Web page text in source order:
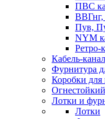
ПВС
Пув,
NYM
Ретро-
Кабель-канал
Фурнитура
Коробки для
Лотки и
Лотки